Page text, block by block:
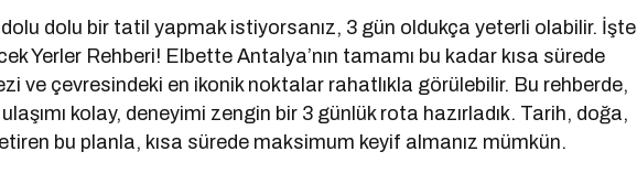
dolu bir tatil yapmak istiyorsanız, 3 gün oldukça yeterli olabilir. İşte
Yerler Rehberi! Elbette Antalya’nın tamamı bu kadar kısa sürede
ve çevresindeki en ikonik noktalar rahatlıkla görülebilir. Bu rehberde,
kolay, deneyimi zengin bir 3 günlük rota hazırladık. Tarih, doğa,
bu planla, kısa sürede maksimum keyif almanız mümkün.